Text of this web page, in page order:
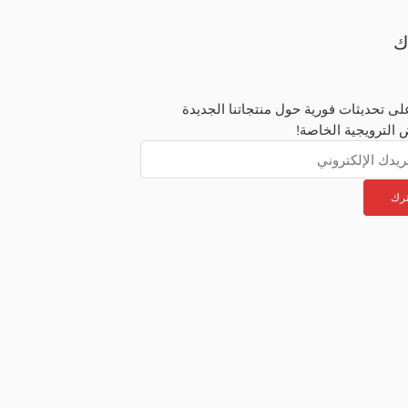
تحديثات فورية حول منتجاتنا الجديدة
الترويجية الخاصة!